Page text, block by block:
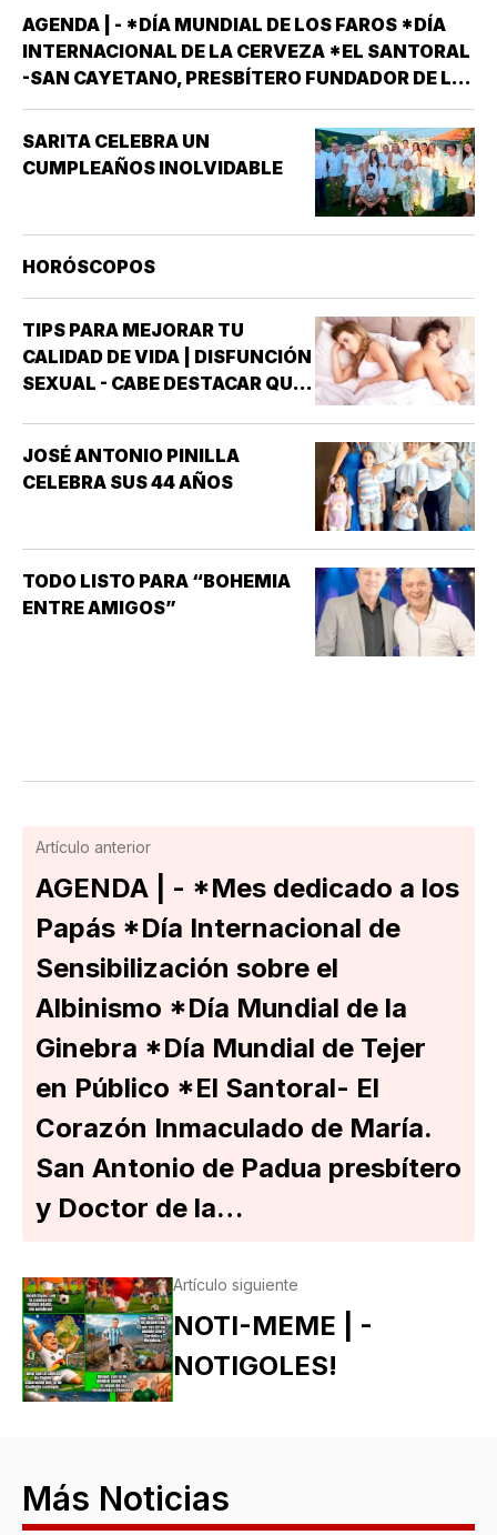
AGENDA | - *DÍA MUNDIAL DE LOS FAROS *DÍA
INTERNACIONAL DE LA CERVEZA *EL SANTORAL
-SAN CAYETANO, PRESBÍTERO FUNDADOR DE LA
ORDEN DE LOS TEATINOS. SANTOS Y MÁRTIRES
SIXTO II PAPA MÁRTIR Y SUS DISCÍPULOS
FELICÍSIMO Y AGAPITO. SAN MIGUEL DE LA
SARITA CELEBRA UN
CUMPLEAÑOS INOLVIDABLE
HORÓSCOPOS
TIPS PARA MEJORAR TU
CALIDAD DE VIDA | DISFUNCIÓN
SEXUAL - CABE DESTACAR QUE
INTERÉS HA GENERADO PARA
LA INVESTIGACIÓN DE NUEVOS
(INCAPACIDAD DE ALCANZAR
Y/O MANTENER…
JOSÉ ANTONIO PINILLA
CELEBRA SUS 44 AÑOS
TODO LISTO PARA “BOHEMIA
ENTRE AMIGOS”
Artículo anterior
AGENDA | - *Mes dedicado a los
Papás *Día Internacional de
Sensibilización sobre el
Albinismo *Día Mundial de la
Ginebra *Día Mundial de Tejer
en Público *El Santoral- El
Corazón Inmaculado de María.
San Antonio de Padua presbítero
y Doctor de la…
Artículo siguiente
NOTI-MEME | -
NOTIGOLES!
Más Noticias